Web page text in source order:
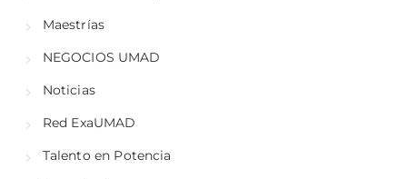
Maestrías
NEGOCIOS UMAD
Noticias
Red ExaUMAD
Talento en Potencia